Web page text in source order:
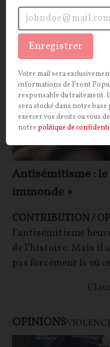
OPINIONS
Antisémitisme :
immonde »
CONTRIBUTION /
l’antisémitisme
de l’histoire. Mais il
pas forcément là où
OPINIONS
Enregistrer
Votre mail sera
informations de Front
responsable du traitement.
sera stocké dans notre
exercer vos droits ou vous
notre politique de